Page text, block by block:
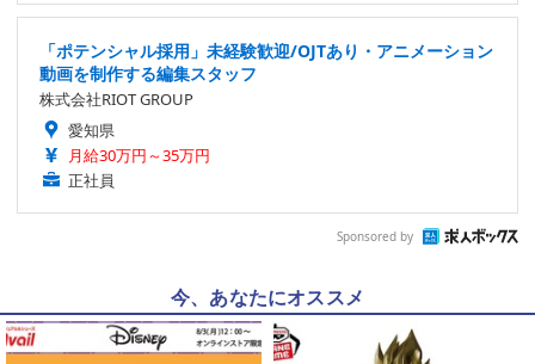
「ポテンシャル採用」未経験歓迎/OJTあり・アニメーション
動画を制作する編集スタッフ
株式会社RIOT GROUP
愛知県
月給30万円～35万円
正社員
Sponsored by
今、あなたにオススメ